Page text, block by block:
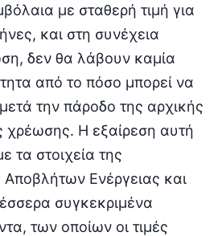
με σταθερή τιμή για
και στη συνέχεια
δεν θα λάβουν καμία
από το πόσο μπορεί να
την πάροδο της αρχικής
χρέωσης. Η εξαίρεση αυτή
στοιχεία της
Αποβλήτων Ενέργειας και
συγκεκριμένα
των οποίων οι τιμές